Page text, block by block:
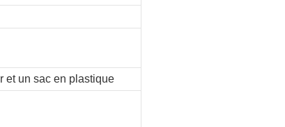
et un sac en plastique